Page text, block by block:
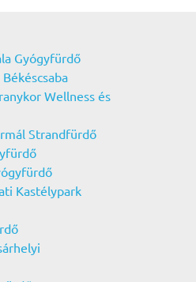
Gyógyfürdő
Wellness és
Strandfürdő
Kastélypark